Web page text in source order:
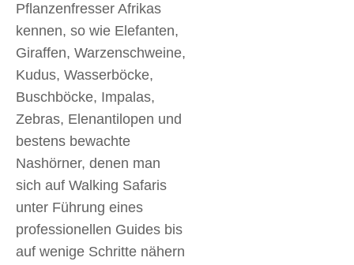
Pflanzenfresser Afrikas
kennen, so wie Elefanten,
Giraffen, Warzenschweine,
Kudus, Wasserböcke,
Buschböcke, Impalas,
Zebras, Elenantilopen und
bestens bewachte
Nashörner, denen man
sich auf Walking Safaris
unter Führung eines
professionellen Guides bis
auf wenige Schritte nähern